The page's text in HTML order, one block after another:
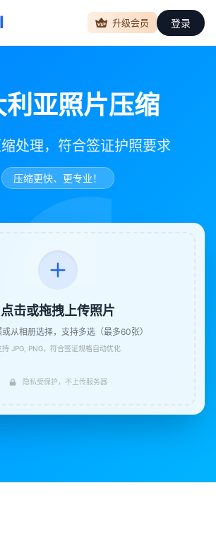
升级会员 登录
利亚照片压缩
处理，符合签证护照要求
压缩更快、更专业！
点击或拖拽上传照片
从相册选择，支持多选（最多60张）
持 JPG, PNG，符合签证规格自动优化
隐私受保护，不上传服务器